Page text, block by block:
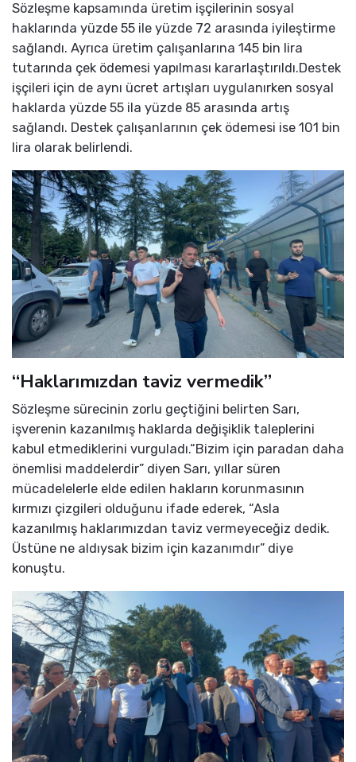
Sözleşme kapsamında üretim işçilerinin sosyal
haklarında yüzde 55 ile yüzde 72 arasında iyileştirme
sağlandı. Ayrıca üretim çalışanlarına 145 bin lira
tutarında çek ödemesi yapılması kararlaştırıldı.Destek
işçileri için de aynı ücret artışları uygulanırken sosyal
haklarda yüzde 55 ila yüzde 85 arasında artış
sağlandı. Destek çalışanlarının çek ödemesi ise 101 bin
lira olarak belirlendi.
“Haklarımızdan taviz vermedik”
Sözleşme sürecinin zorlu geçtiğini belirten Sarı,
işverenin kazanılmış haklarda değişiklik taleplerini
kabul etmediklerini vurguladı.“Bizim için paradan daha
önemlisi maddelerdir” diyen Sarı, yıllar süren
mücadelelerle elde edilen hakların korunmasının
kırmızı çizgileri olduğunu ifade ederek, “Asla
kazanılmış haklarımızdan taviz vermeyeceğiz dedik.
Üstüne ne aldıysak bizim için kazanımdır” diye
konuştu.